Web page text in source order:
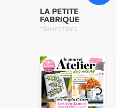
LA PETITE
FABRIQUE
TRIMESTRIEL